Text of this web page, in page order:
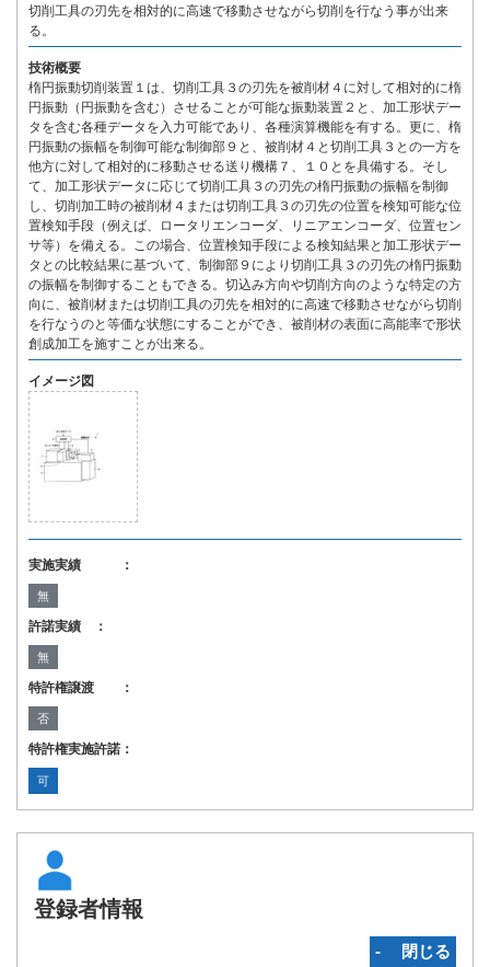
切削工具の刃先を相対的に高速で移動させながら切削を行なう事が出来
る。
技術概要
楕円振動切削装置１は、切削工具３の刃先を被削材４に対して相対的に楕
円振動（円振動を含む）させることが可能な振動装置２と、加工形状デー
タを含む各種データを入力可能であり、各種演算機能を有する。更に、楕
円振動の振幅を制御可能な制御部９と、被削材４と切削工具３との一方を
他方に対して相対的に移動させる送り機構７、１０とを具備する。そし
て、加工形状データに応じて切削工具３の刃先の楕円振動の振幅を制御
し、切削加工時の被削材４または切削工具３の刃先の位置を検知可能な位
置検知手段（例えば、ロータリエンコーダ、リニアエンコーダ、位置セン
サ等）を備える。この場合、位置検知手段による検知結果と加工形状デー
タとの比較結果に基づいて、制御部９により切削工具３の刃先の楕円振動
の振幅を制御することもできる。切込み方向や切削方向のような特定の方
向に、被削材または切削工具の刃先を相対的に高速で移動させながら切削
を行なうのと等価な状態にすることができ、被削材の表面に高能率で形状
創成加工を施すことが出来る。
イメージ図
実施実績 ：
無
許諾実績 ：
無
特許権譲渡 ：
否
特許権実施許諾：
可
登録者情報
‐ 閉じる